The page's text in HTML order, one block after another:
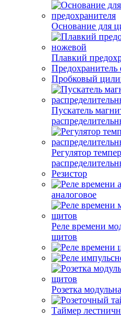
Основание для
Плавкий
Предохранитель
Пробковый
Пускатель
Регулятор
Резистор
аналоговое
Реле времени
щитов
Розетка
Таймер